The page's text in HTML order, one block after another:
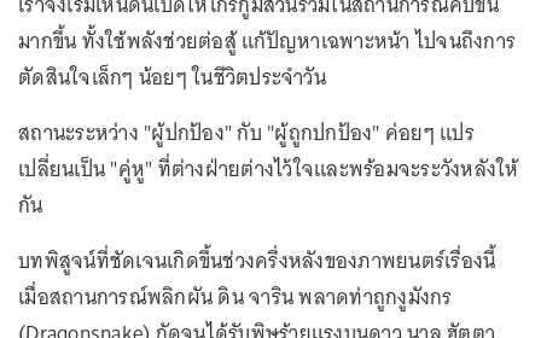
มากขึ้น ทั้งใช้พลังช่วยต่อสู้ แก้ปัญหาเฉพาะหน้า ไปจนถึงการ
ตัดสินใจเล็กๆ น้อยๆ ในชีวิตประจำวัน
สถานะระหว่าง "ผู้ปกป้อง" กับ "ผู้ถูกปกป้อง" ค่อยๆ แปร
เปลี่ยนเป็น "คู่หู" ที่ต่างฝ่ายต่างไว้ใจและพร้อมจะระวังหลังให้
กัน
บทพิสูจน์ที่ชัดเจนเกิดขึ้นช่วงครึ่งหลังของภาพยนตร์เรื่องนี้
เมื่อสถานการณ์พลิกผัน ดิน จาริน พลาดท่าถูกงูมังกร